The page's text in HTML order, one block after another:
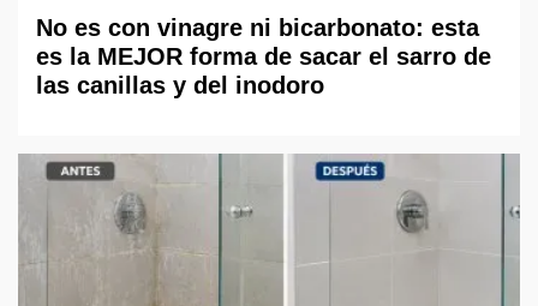
No es con vinagre ni bicarbonato: esta
es la MEJOR forma de sacar el sarro de
las canillas y del inodoro